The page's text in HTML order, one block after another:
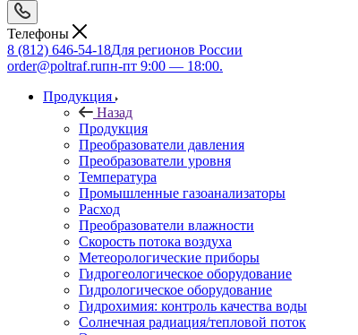
Телефоны
8 (812) 646-54-18Для регионов России
order@poltraf.ruпн-пт 9:00 — 18:00.
Продукция
Назад
Продукция
Преобразователи давления
Преобразователи уровня
Температура
Промышленные газоанализаторы
Расход
Преобразователи влажности
Скорость потока воздуха
Метеорологические приборы
Гидрогеологическое оборудование
Гидрологическое оборудование
Гидрохимия: контроль качества воды
Солнечная радиация/тепловой поток